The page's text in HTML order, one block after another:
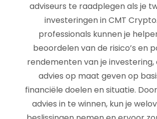
adviseurs te raadplegen als je
investeringen in CMT
professionals kunnen je
beoordelen van de risico’s en
rendementen van je investering,
advies op maat geven op
financiële doelen en situatie.
advies in te winnen, kun je